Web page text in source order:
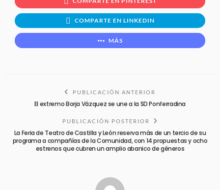
COMPARTE EN LINKEDIN
MÁS
PUBLICACIÓN ANTERIOR
El extremo Borja Vázquez se une a la SD Ponferradina
PUBLICACIÓN POSTERIOR
La Feria de Teatro de Castilla y León reserva más de un tercio de su
programa a compañías de la Comunidad, con 14 propuestas y ocho
estrenos que cubren un amplio abanico de géneros